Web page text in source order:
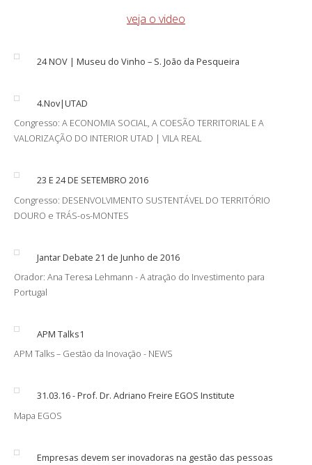
veja o video
24 NOV | Museu do Vinho – S. João da Pesqueira
4.Nov|UTAD
Congresso: A ECONOMIA SOCIAL, A COESÃO TERRITORIAL E A
VALORIZAÇÃO DO INTERIOR UTAD | VILA REAL
23 E 24 DE SETEMBRO 2016
Congresso: DESENVOLVIMENTO SUSTENTÁVEL DO TERRITÓRIO
DOURO e TRÁS-os-MONTES
Jantar Debate 21 de Junho de 2016
Orador: Ana Teresa Lehmann - A atração do Investimento para
Portugal
APM Talks1
APM Talks – Gestão da Inovação - NEWS
31.03.16 - Prof. Dr. Adriano Freire EGOS Institute
Mapa EGOS
Empresas devem ser inovadoras na gestão das pessoas